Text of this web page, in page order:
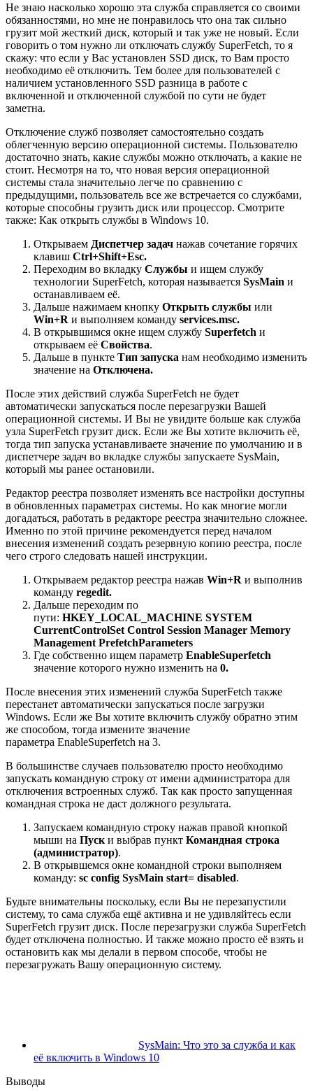
Не знаю насколько хорошо эта служба справляется со своими
обязанностями, но мне не понравилось что она так сильно
грузит мой жесткий диск, который и так уже не новый. Если
говорить о том нужно ли отключать службу SuperFetch, то я
скажу: что если у Вас установлен SSD диск, то Вам просто
необходимо её отключить. Тем более для пользователей с
наличием установленного SSD разница в работе с
включенной и отключенной службой по сути не будет
заметна.
Отключение служб позволяет самостоятельно создать
облегченную версию операционной системы. Пользователю
достаточно знать, какие службы можно отключать, а какие не
стоит. Несмотря на то, что новая версия операционной
системы стала значительно легче по сравнению с
предыдущими, пользователь все же встречается со службами,
которые способны грузить диск или процессор. Смотрите
также: Как открыть службы в Windows 10.
Открываем Диспетчер задач нажав сочетание горячих
клавиш Ctrl+Shift+Esc.
Переходим во вкладку Службы и ищем службу
технологии SuperFetch, которая называется SysMain и
останавливаем её.
Дальше нажимаем кнопку Открыть службы или
Win+R и выполняем команду services.msc.
В открывшимся окне ищем службу Superfetch и
открываем её Свойства.
Дальше в пункте Тип запуска нам необходимо изменить
значение на Отключена.
После этих действий служба SuperFetch не будет
автоматически запускаться после перезагрузки Вашей
операционной системы. И Вы не увидите больше как служба
узла SuperFetch грузит диск. Если же Вы хотите включить её,
тогда тип запуска устанавливаете значение по умолчанию и в
диспетчере задач во вкладке службы запускаете SysMain,
который мы ранее остановили.
Редактор реестра позволяет изменять все настройки доступны
в обновленных параметрах системы. Но как многие могли
догадаться, работать в редакторе реестра значительно сложнее.
Именно по этой причине рекомендуется перед началом
внесения изменений создать резервную копию реестра, после
чего строго следовать нашей инструкции.
Открываем редактор реестра нажав Win+R и выполнив
команду regedit.
Дальше переходим по
пути: HKEY_LOCAL_MACHINE SYSTEM
CurrentControlSet Control Session Manager Memory
Management PrefetchParameters
Где собственно ищем параметр EnableSuperfetch
значение которого нужно изменить на 0.
После внесения этих изменений служба SuperFetch также
перестанет автоматически запускаться после загрузки
Windows. Если же Вы хотите включить службу обратно этим
же способом, тогда измените значение
параметра EnableSuperfetch на 3.
В большинстве случаев пользователю просто необходимо
запускать командную строку от имени администратора для
отключения встроенных служб. Так как просто запущенная
командная строка не даст должного результата.
Запускаем командную строку нажав правой кнопкой
мыши на Пуск и выбрав пункт Командная строка
(администратор).
В открывшемся окне командной строки выполняем
команду: sc config SysMain start= disabled.
Будьте внимательны поскольку, если Вы не перезапустили
систему, то сама служба ещё активна и не удивляйтесь если
SuperFetch грузит диск. После перезагрузки служба SuperFetch
будет отключена полностью. И также можно просто её взять и
остановить как мы делали в первом способе, чтобы не
перезагружать Вашу операционную систему.
SysMain: Что это за служба и как
её включить в Windows 10
Выводы